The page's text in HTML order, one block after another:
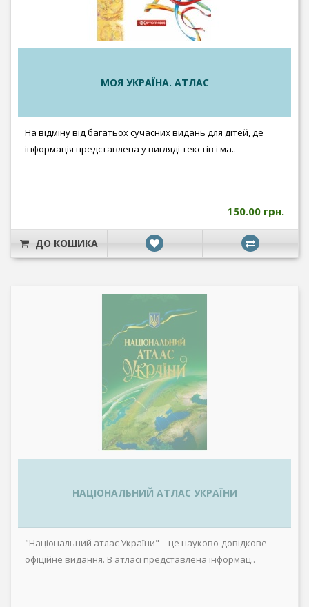
МОЯ УКРАЇНА. АТЛАС
На відміну від багатьох сучасних видань для дітей, де
інформація представлена у вигляді текстів і ма..
150.00 грн.
ДО КОШИКА
НАЦІОНАЛЬНИЙ АТЛАС УКРАЇНИ
"Національний атлас України" – це науково-довідкове
офіційне видання. В атласі представлена інформац..